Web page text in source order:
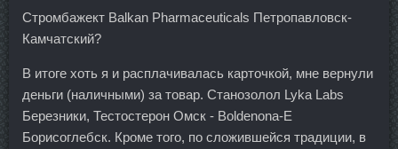
Стромбажект Balkan Pharmaceuticals Петропавловск-
Камчатский?
В итоге хоть я и расплачивалась карточкой, мне вернули
деньги (наличными) за товар. Станозолол Lyka Labs
Березники, Тестостерон Омск - Boldenona-E
Борисоглебск. Кроме того, по сложившейся традиции, в